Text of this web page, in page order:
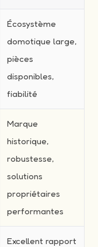
Écosystème
domotique large,
pièces
disponibles,
fiabilité
Marque
historique,
robustesse,
solutions
propriétaires
performantes
Excellent rapport